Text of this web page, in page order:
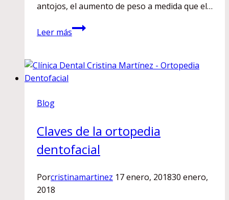
antojos, el aumento de peso a medida que el…
Leer másEmbarazo,
gingivitis
salud
Blog
Claves de la ortopedia
dentofacial
Porcristinamartinez 17 enero, 201830 enero,
2018